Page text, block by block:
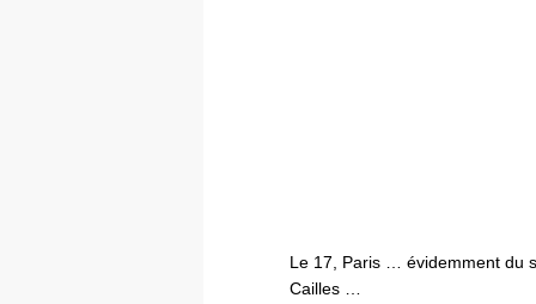
Le 17, Paris … évidemment du
Cailles …